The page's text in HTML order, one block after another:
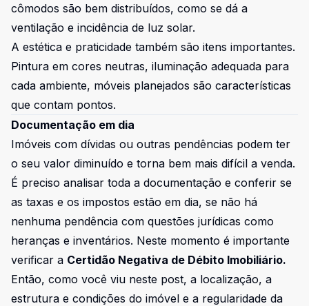
cômodos são bem distribuídos, como se dá a
ventilação e incidência de luz solar.
A estética e praticidade também são itens importantes.
Pintura em cores neutras, iluminação adequada para
cada ambiente, móveis planejados são características
que contam pontos.
Documentação em dia
Imóveis com dívidas ou outras pendências podem ter
o seu valor diminuído e torna bem mais difícil a venda.
É preciso analisar toda a documentação e conferir se
as taxas e os impostos estão em dia, se não há
nenhuma pendência com questões jurídicas como
heranças e inventários. Neste momento é importante
verificar a Certidão Negativa de Débito Imobiliário.
Então, como você viu neste post, a localização, a
estrutura e condições do imóvel e a regularidade da